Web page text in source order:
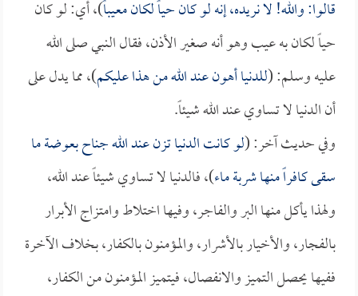
قالوا: والله! لا نريده، إنه لو كان حياً لكان معيباً)، أي: لو كان
حياً لكان به عيب وهو أنه صغير الأذن، فقال النبي صلى الله
عليه وسلم: (للدنيا أهون عند الله من هذا عليكم)، مما يدل على
أن الدنيا لا تساوي عند الله شيئاً.
وفي حديث آخر: (لو كانت الدنيا تزن عند الله جناح بعوضة ما
سقى كافراً منها شربة ماء)، فالدنيا لا تساوي شيئاً عند الله،
ولهذا يأكل منها البر والفاجر، وفيها اختلاط وامتزاج الأبرار
بالفجار، والأخيار بالأشرار، والمؤمنون بالكفار، بخلاف الآخرة
ففيها يحصل التميز والانفصال، فيتميز المؤمنون من الكفار،